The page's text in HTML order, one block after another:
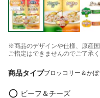
※商品のデザインや仕様、原産
ご指定はできませんのでご了承く
商品タイプブロッコリー＆かぼ
ビーフ＆チーズ